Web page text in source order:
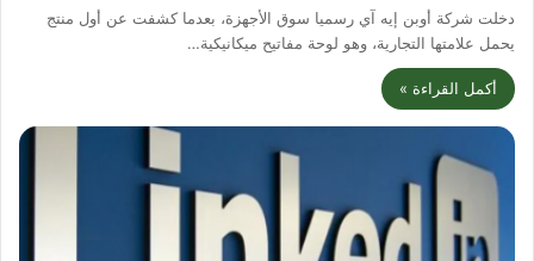
دخلت شركة أوبن إيه آي رسميا سوق الأجهزة، بعدما كشفت عن أول منتج
يحمل علامتها التجارية، وهو لوحة مفاتيح ميكانيكية…
أكمل القراءة »